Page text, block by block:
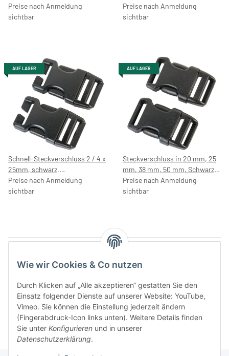
Wie wir Cookies & Co nutzen
Durch Klicken auf „Alle akzeptieren“ gestatten Sie den
Einsatz folgender Dienste auf unserer Website: YouTube,
Vimeo. Sie können die Einstellung jederzeit ändern
(Fingerabdruck-Icon links unten). Weitere Details finden
Sie unter Konfigurieren und in unserer
Datenschutzerklärung.
Rucksackschnalle,
Gurtschnalle, Klippverschluss
Preise nach Anmeldung
sichtbar
Preise nach Anmeldung
sichtbar
AUF LAGER
Schnell-Steckverschluss 2 / 4 x
25mm, schwarz,
Klickverschluss,
Klippverschluss,
Preise nach Anmeldung
sichtbar
AUF LAGER
Steckverschluss in 20 mm, 25
mm, 38 mm, 50 mm, Schwarz,
Kunststoff Klickverschluss,
Klippverschluss,
Preise nach Anmeldung
sichtbar
Artikel 1 - 6 von 6
Kategorien